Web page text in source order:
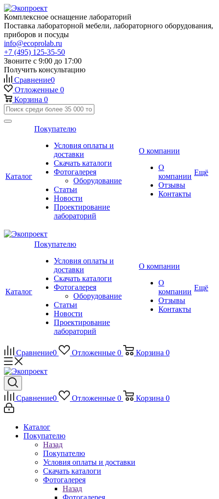
Комплексное оснащение лабораторий
Поставка лабораторной мебели, лабораторного оборудования,
приборов и посуды
info@ecoprolab.ru
+7 (495) 125-35-50
Звоните с 9:00 до 17:00
Получить консультацию
Сравнение0
Отложенные 0
Корзина 0
Каталог
Покупателю
Условия оплаты и
доставки
Скачать каталоги
Фотогалерея
Оборудование
Статьи
Новости
Проектирование
лабораторий
О компании
О
компании
Отзывы
Контакты
Ещё
Каталог
Покупателю
Условия оплаты и
доставки
Скачать каталоги
Фотогалерея
Оборудование
Статьи
Новости
Проектирование
лабораторий
О компании
О
компании
Отзывы
Контакты
Ещё
Сравнение0 Отложенные 0 Корзина 0
Сравнение0 Отложенные 0 Корзина 0
Каталог
Покупателю
Назад
Покупателю
Условия оплаты и доставки
Скачать каталоги
Фотогалерея
Назад
Фотогалерея